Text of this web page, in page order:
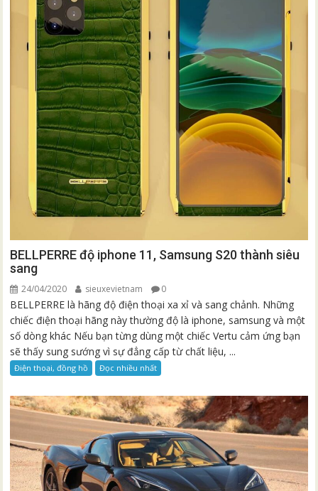
BELLPERRE độ iphone 11, Samsung S20 thành siêu
sang
24/04/2020 sieuxevietnam 0
BELLPERRE là hãng độ điện thoại xa xỉ và sang chảnh. Những
chiếc điện thoại hãng này thường độ là iphone, samsung và một
số dòng khác Nếu bạn từng dùng một chiếc Vertu cảm ứng bạn
sẽ thấy sung sướng vì sự đẳng cấp từ chất liệu, ...
Điện thoại, đồng hồ Đọc nhiều nhất